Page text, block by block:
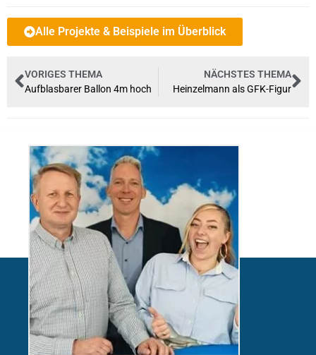
Alle Projekte & Beispiele im Überblick
VORIGES THEMA
Aufblasbarer Ballon 4m hoch
NÄCHSTES THEMA
Heinzelmann als GFK-Figur